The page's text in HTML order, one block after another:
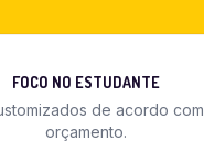
FOCO NO ESTUDANTE
de acordo
orçamento.